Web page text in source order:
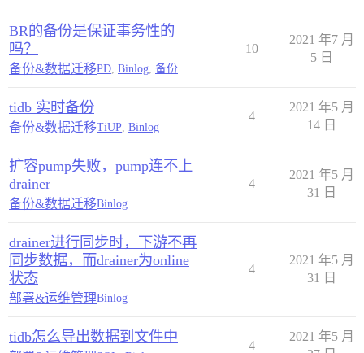
BR的备份是保证事务性的
吗？
备份&数据迁移PD Binlog 备份
10
2021 年7 月
5 日
tidb 实时备份
备份&数据迁移TiUP Binlog
4
2021 年5 月
14 日
扩容pump失败，pump连不上
drainer
备份&数据迁移Binlog
4
2021 年5 月
31 日
drainer进行同步时，下游不再
同步数据，而drainer为online
状态
部署&运维管理Binlog
4
2021 年5 月
31 日
tidb怎么导出数据到文件中
4
2021 年5 月